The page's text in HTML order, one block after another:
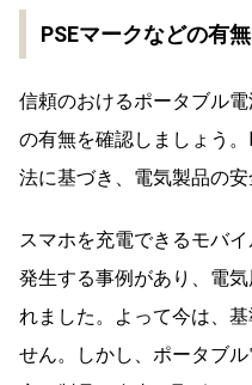
PSEマークなどの有無
信頼のおけるポータブル
の有無を確認しましょう
法に基づき、電気製品の安
スマホを充電できるモバ
発生する事例があり、電
れました。よって今は、
せん。しかし、ポータブ